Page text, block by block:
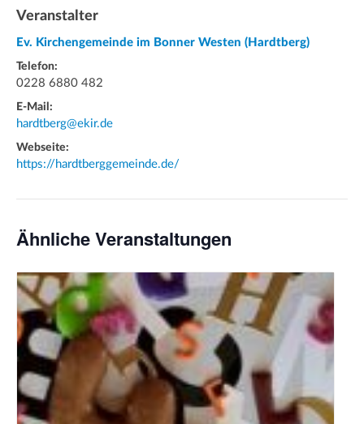
Veranstalter
Ev. Kirchengemeinde im Bonner Westen (Hardtberg)
Telefon:
0228 6880 482
E-Mail:
hardtberg@ekir.de
Webseite:
https://hardtberggemeinde.de/
Ähnliche Veranstaltungen